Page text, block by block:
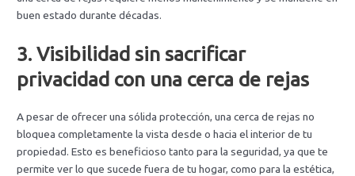
buen estado durante décadas.
3.Visibilidad sin sacrificar
privacidad con una cerca de rejas
A pesar de ofrecer una sólida protección, una cerca de rejas no
bloquea completamente la vista desde o hacia el interior de tu
propiedad. Esto es beneficioso tanto para la seguridad, ya que te
permite ver lo que sucede fuera de tu hogar, como para la estética,